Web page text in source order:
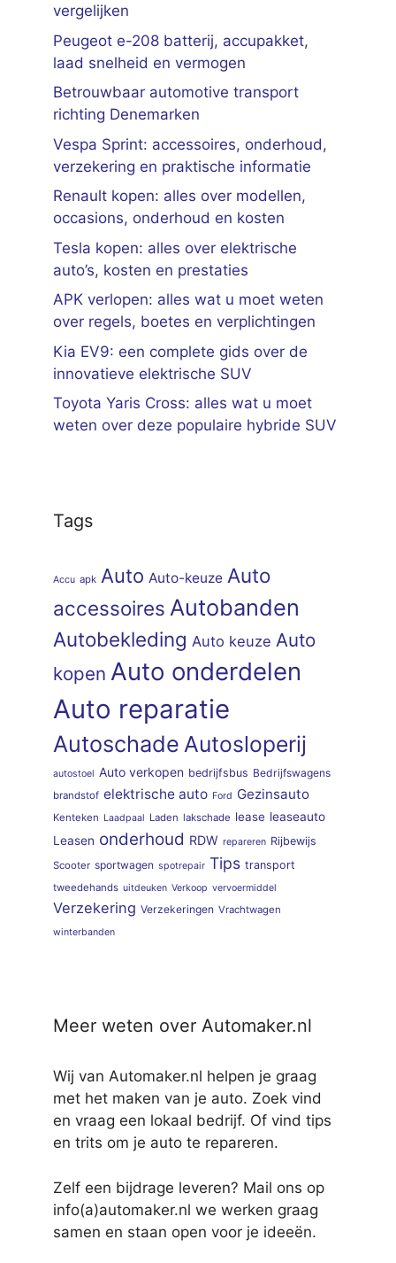
vergelijken
Peugeot e-208 batterij, accupakket,
laad snelheid en vermogen
Betrouwbaar automotive transport
richting Denemarken
Vespa Sprint: accessoires, onderhoud,
verzekering en praktische informatie
Renault kopen: alles over modellen,
occasions, onderhoud en kosten
Tesla kopen: alles over elektrische
auto’s, kosten en prestaties
APK verlopen: alles wat u moet weten
over regels, boetes en verplichtingen
Kia EV9: een complete gids over de
innovatieve elektrische SUV
Toyota Yaris Cross: alles wat u moet
weten over deze populaire hybride SUV
Tags
Accu apk Auto Auto-keuze Auto
accessoires Autobanden
Autobekleding Auto keuze Auto
kopen Auto onderdelen
Auto reparatie
Autoschade Autosloperij
autostoel Auto verkopen bedrijfsbus Bedrijfswagens
brandstof elektrische auto Ford Gezinsauto
Kenteken Laadpaal Laden lakschade lease leaseauto
Leasen onderhoud RDW repareren Rijbewijs
Scooter sportwagen spotrepair Tips transport
tweedehands uitdeuken Verkoop vervoermiddel
Verzekering Verzekeringen Vrachtwagen
winterbanden
Meer weten over Automaker.nl
Wij van Automaker.nl helpen je graag
met het maken van je auto. Zoek vind
en vraag een lokaal bedrijf. Of vind tips
en trits om je auto te repareren.
Zelf een bijdrage leveren? Mail ons op
info(a)automaker.nl we werken graag
samen en staan open voor je ideeën.